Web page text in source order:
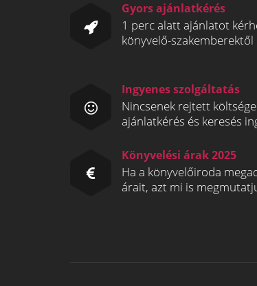
Gyors ajánlatkérés
1 perc alatt ajánlatot
könyvelő-szakemberektől
Ingyenes szolgáltatás
Nincsenek rejtett
ajánlatkérés és keresés
Könyvelési árak 2025
Ha a könyvelőiroda
árait, azt mi is